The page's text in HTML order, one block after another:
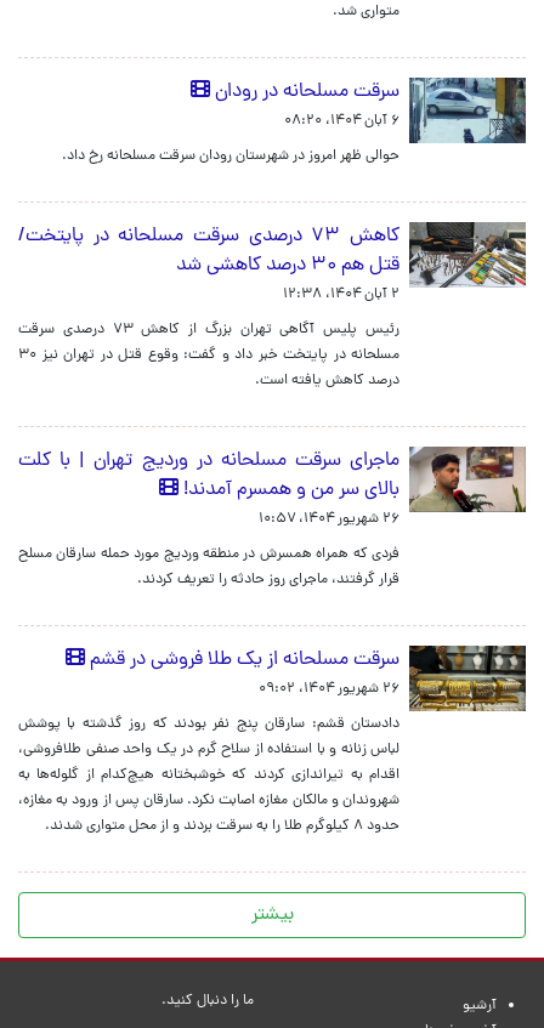
متواری شد.
سرقت مسلحانه در رودان
۶ آبان ۱۴۰۴، ۰۸:۲۰
حوالی ظهر امروز در شهرستان رودان سرقت مسلحانه رخ داد.
کاهش ۷۳ درصدی سرقت مسلحانه در پایتخت/
قتل هم ۳۰ درصد کاهشی شد
۲ آبان ۱۴۰۴، ۱۲:۳۸
رئیس پلیس آگاهی تهران بزرگ از کاهش ۷۳ درصدی سرقت
مسلحانه در پایتخت خبر داد و گفت: وقوع قتل در تهران نیز ۳۰
درصد کاهش یافته است.
ماجرای سرقت مسلحانه در وردیج تهران | با کلت
بالای سر من و همسرم آمدند!
۲۶ شهریور ۱۴۰۴، ۱۰:۵۷
فردی که همراه همسرش در منطقه وردیج مورد حمله سارقان مسلح
قرار گرفتند، ماجرای روز حادثه را تعریف کردند.
سرقت مسلحانه از یک طلا فروشی در قشم
۲۶ شهریور ۱۴۰۴، ۰۹:۰۲
دادستان قشم: سارقان پنج نفر بودند که روز گذشته با پوشش
لباس زنانه و با استفاده از سلاح گرم در یک واحد صنفی طلافروشی،
اقدام به تیراندازی کردند که خوشبختانه هیچ‌کدام از گلوله‌ها به
شهروندان و مالکان مغازه اصابت نکرد. سارقان پس از ورود به مغازه،
حدود ۸ کیلوگرم طلا را به سرقت بردند و از محل متواری شدند.
بیشتر
آرشیو
ما را دنبال کنید.